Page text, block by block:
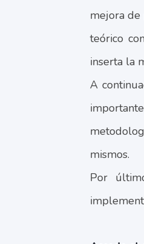
mejora
teórico
inserta la
A
mismos.
Por